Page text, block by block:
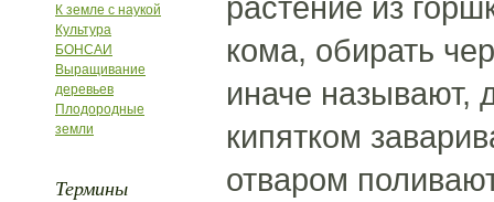
К земле с наукой
Культура
БОНСАИ
Выращивание
деревьев
Плодородные
земли
Термины
кома, обирать
иначе называют,
кипятком
отваром